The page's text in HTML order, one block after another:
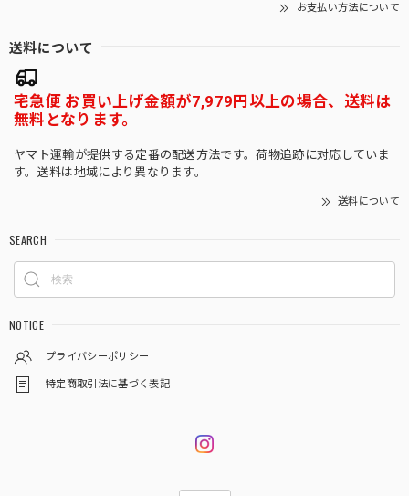
お支払い方法について
送料について
宅急便 お買い上げ金額が7,979円以上の場合、送料は
無料となります。
ヤマト運輸が提供する定番の配送方法です。荷物追跡に対応していま
す。送料は地域により異なります。
送料について
SEARCH
NOTICE
プライバシーポリシー
特定商取引法に基づく表記